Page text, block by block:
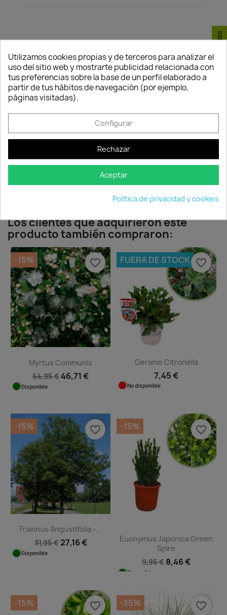
Política de
seguridad
Nuestros pagos
son 100% seguros.
Política de
entrega
Envío peninsular,
Islas Baleares y
Portugal.
Política de
devolución
Tienes 24 horas
para hacer la
reclamación,
adjunte foto del
deteriorado.
Los clientes que adquirieron este
producto también compraron:
Myrtus Communis
54,95 € 46,71 €
Disponible
-15% favorite_border
Geranio Citronella
7,45 €
No disponible
FUERA DE STOCK favorite_border
Fraxinus Angustifolia -...
31,95 € 27,16 €
Disponible
-15% favorite_border
Euonymus Japonica Green
Spire
9,95 €8,46 €
Disponible
-15% favorite_border
-15% favorite_border -35% favorite_border
Utilizamos cookies propias y de terceros para analizar el
uso del sitio web y mostrarte publicidad relacionada con
tus preferencias sobre la base de un perfil elaborado a
partir de tus hábitos de navegación (por ejemplo,
páginas visitadas).
Configurar
Rechazar
Aceptar
Política de privacidad y cookies